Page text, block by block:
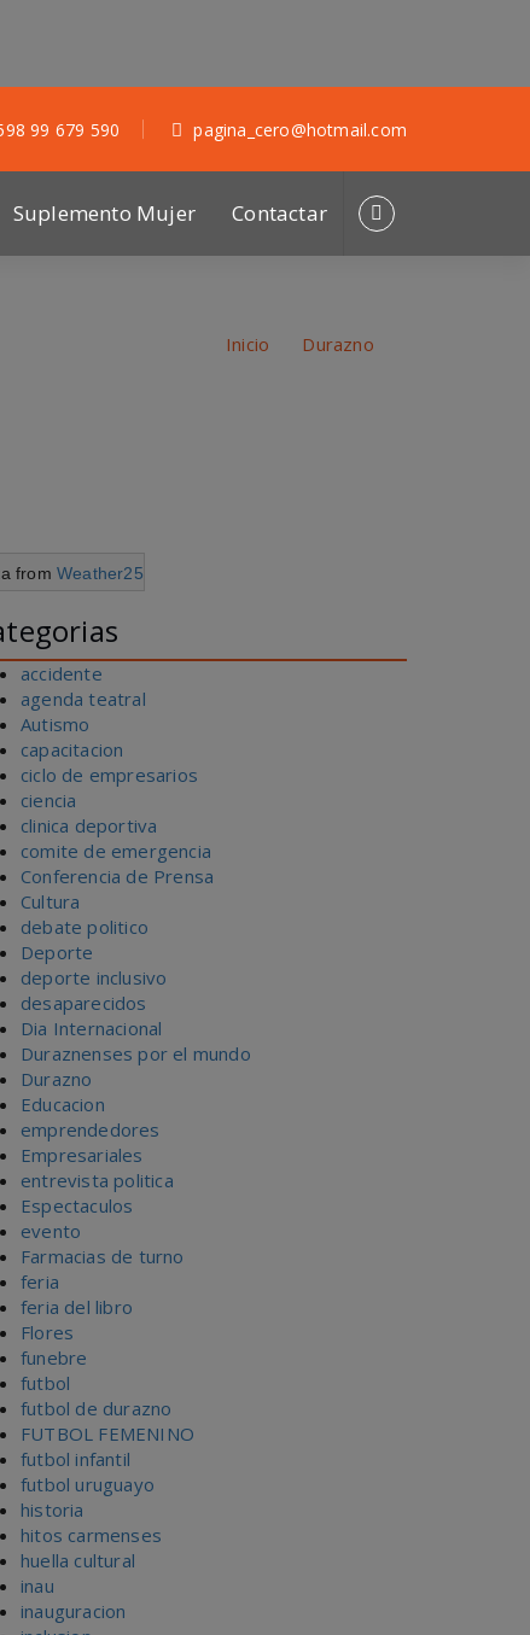
pagina_cero@hotmail.com
99 679 590
Suplemento Mujer Contactar
Inicio Durazno
from Weather25
accidente
agenda teatral
Autismo
capacitacion
ciclo de empresarios
ciencia
clinica deportiva
comite de emergencia
Conferencia de Prensa
Cultura
debate politico
Deporte
deporte inclusivo
desaparecidos
Dia Internacional
Duraznenses por el mundo
Durazno
Educacion
emprendedores
Empresariales
entrevista politica
Espectaculos
evento
Farmacias de turno
feria
feria del libro
Flores
funebre
futbol
futbol de durazno
FUTBOL FEMENINO
futbol infantil
futbol uruguayo
historia
hitos carmenses
huella cultural
inau
inauguracion